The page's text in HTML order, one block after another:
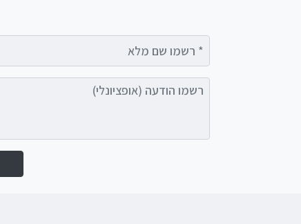
רשמו הודעה (אופציונלי)